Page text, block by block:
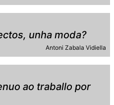
unha moda?
Antoni Zabala Vidiella
ao traballo por